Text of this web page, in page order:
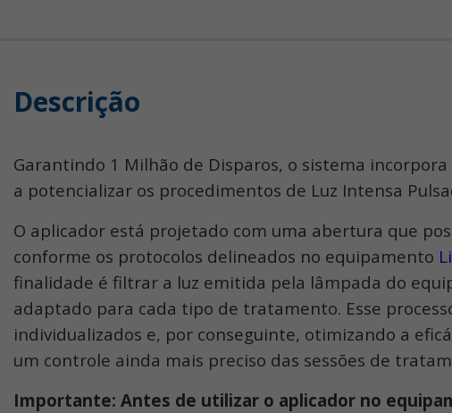
Descrição
Garantindo 1 Milhão de Disparos, o sistema
a potencializar os procedimentos de Luz Intensa
O aplicador está projetado com uma abertura que
conforme os protocolos delineados no equipamento
finalidade é filtrar a luz emitida pela lâmpada do
adaptado para cada tipo de tratamento. Esse
individualizados e, por conseguinte, otimizando a
um controle ainda mais preciso das sessões de
Importante: Antes de utilizar o aplicador no